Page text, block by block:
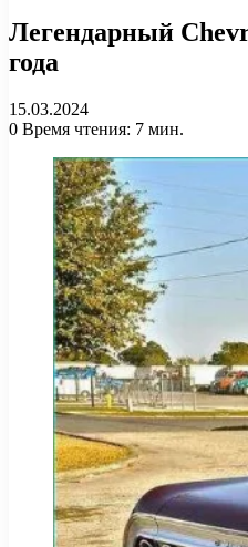
Легендарный
года
15.03.2024
0 Время чтения: 7 мин.